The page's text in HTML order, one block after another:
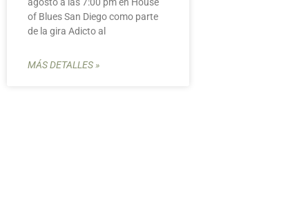
agosto a las 7:00 pm en House
of Blues San Diego como parte
de la gira Adicto al
MÁS DETALLES »